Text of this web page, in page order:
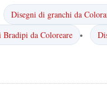
Disegni di granchi da
Bradipi da Coloreare